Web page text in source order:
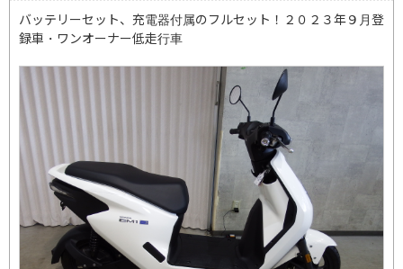
バッテリーセット、充電器付属のフルセット！２０２３年９月登
録車・ワンオーナー低走行車